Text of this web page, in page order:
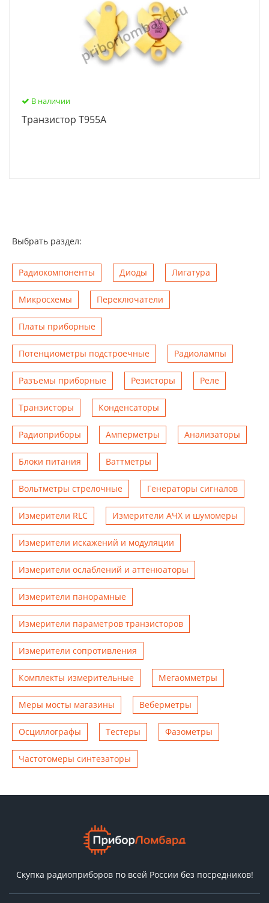
В наличии
Транзистор Т955А
Выбрать раздел:
Радиокомпоненты Диоды Лигатура
Микросхемы Переключатели
Платы приборные
Потенциометры подстроечные Радиолампы
Разъемы приборные Резисторы Реле
Транзисторы Конденсаторы
Радиоприборы Амперметры Анализаторы
Блоки питания Ваттметры
Вольтметры стрелочные Генераторы сигналов
Измерители RLC Измерители АЧХ и шумомеры
Измерители искажений и модуляции
Измерители ослаблений и аттенюаторы
Измерители панорамные
Измерители параметров транзисторов
Измерители сопротивления
Комплекты измерительные Мегаомметры
Меры мосты магазины Веберметры
Осциллографы Тестеры Фазометры
Чаcтотомеры синтезаторы
Скупка радиоприборов по всей России без посредников!